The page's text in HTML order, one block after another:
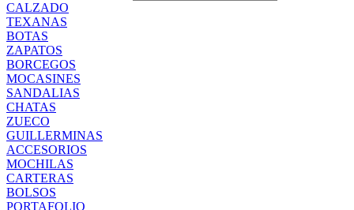
CALZADO
TEXANAS
BOTAS
ZAPATOS
BORCEGOS
MOCASINES
SANDALIAS
CHATAS
ZUECO
GUILLERMINAS
ACCESORIOS
MOCHILAS
CARTERAS
BOLSOS
PORTAFOLIO